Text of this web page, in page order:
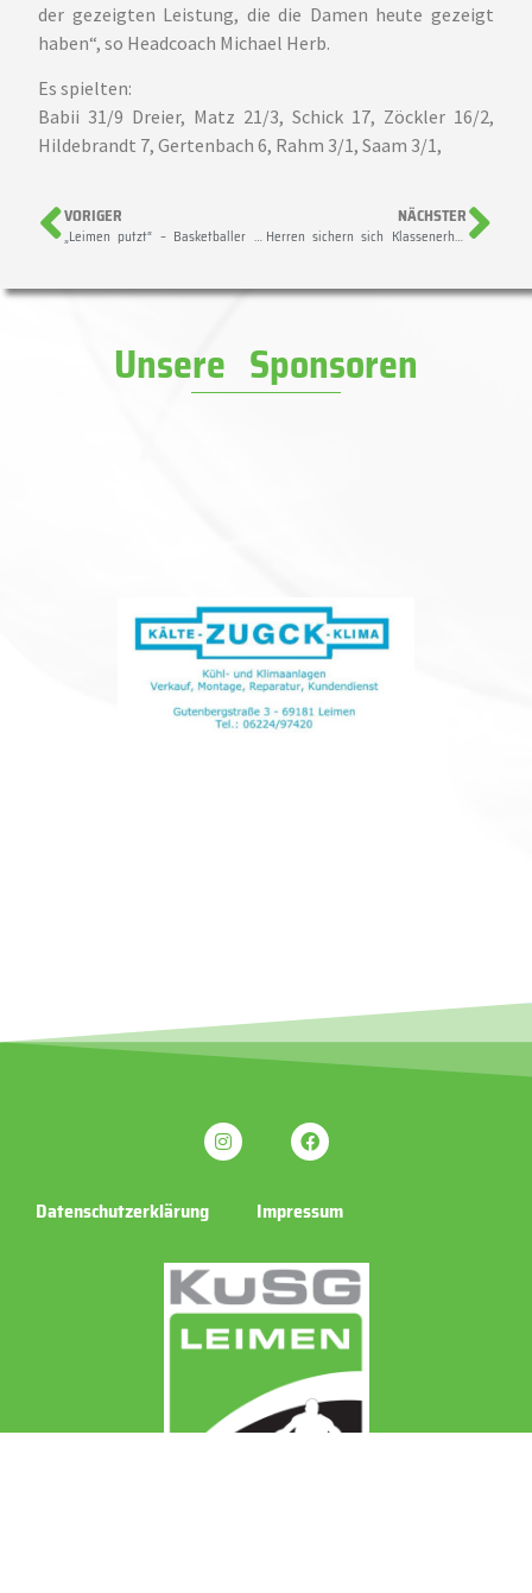
der gezeigten Leistung, die die Damen heute gezeigt
haben“, so Headcoach Michael Herb.
Es spielten:
Babii 31/9 Dreier, Matz 21/3, Schick 17, Zöckler 16/2,
Hildebrandt 7, Gertenbach 6, Rahm 3/1, Saam 3/1,
VORIGER
„Leimen putzt“ – Basketballer zahlreich am Start!
NÄCHSTER
Herren sichern sich Klassenerhalt
Unsere Sponsoren
Datenschutzerklärung Impressum